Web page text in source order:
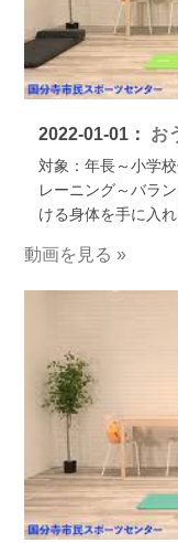
2022-01-01： お
対象：年長～小学
レーニング～バラ
ける身体を手に入れ
動画を見る »